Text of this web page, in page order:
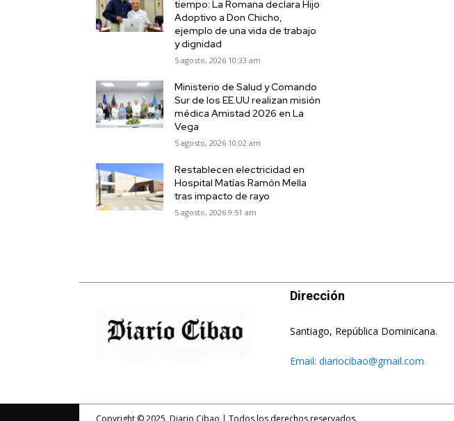
tiempo: La Romana declara Hijo
Adoptivo a Don Chicho,
ejemplo de una vida de trabajo
y dignidad
5 agosto, 2026 10:33 am
Ministerio de Salud y Comando
Sur de los EE.UU realizan misión
médica Amistad 2026 en La
Vega
5 agosto, 2026 10:02 am
Restablecen electricidad en
Hospital Matías Ramón Mella
tras impacto de rayo
5 agosto, 2026 9:51 am
Dirección
Santiago, República Dominicana.
Email: diariocibao@gmail.com
Copyright © 2025. Diario Cibao | Todos los derechos reservados.